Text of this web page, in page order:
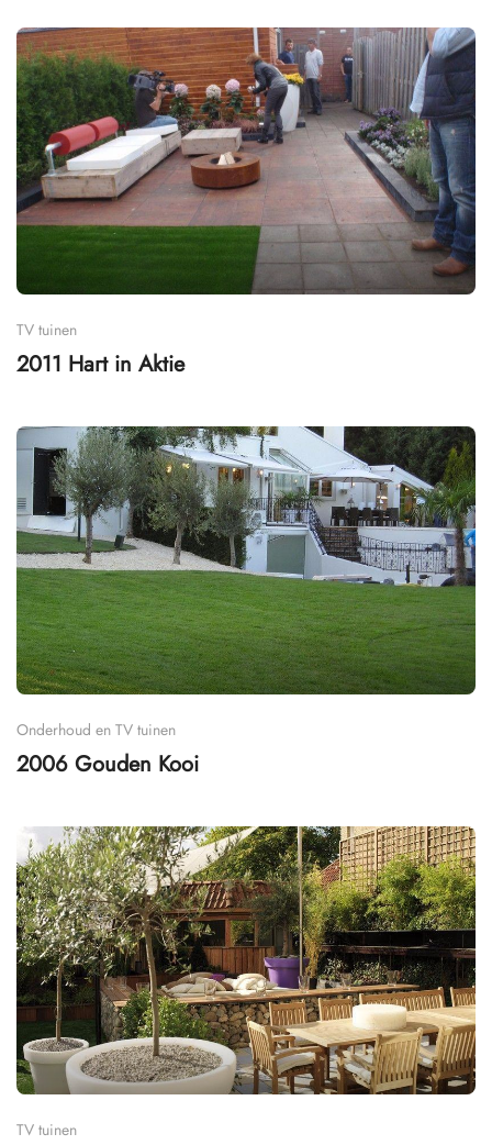
TV tuinen
2011 Hart in Aktie
Onderhoud en TV tuinen
2006 Gouden Kooi
TV tuinen